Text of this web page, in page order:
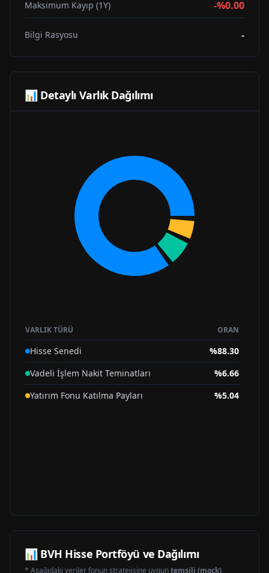
Maksimum Kayıp (1Y) -%0.00
Bilgi Rasyosu -
📊 Detaylı Varlık Dağılımı
VARLIK TÜRÜ ORAN
Hisse Senedi %88.30
Vadeli İşlem Nakit Teminatları
%6.66
Yatırım Fonu Katılma Payları
%5.04
📊 BVH Hisse Portföyü ve Dağılımı
* Aşağıdaki veriler fonun stratejisine uyguntemsili (mock)